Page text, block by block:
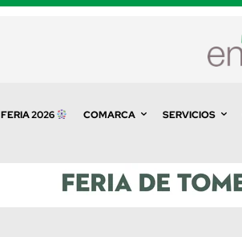
FERIA 2026 COMARCA SERVICIOS